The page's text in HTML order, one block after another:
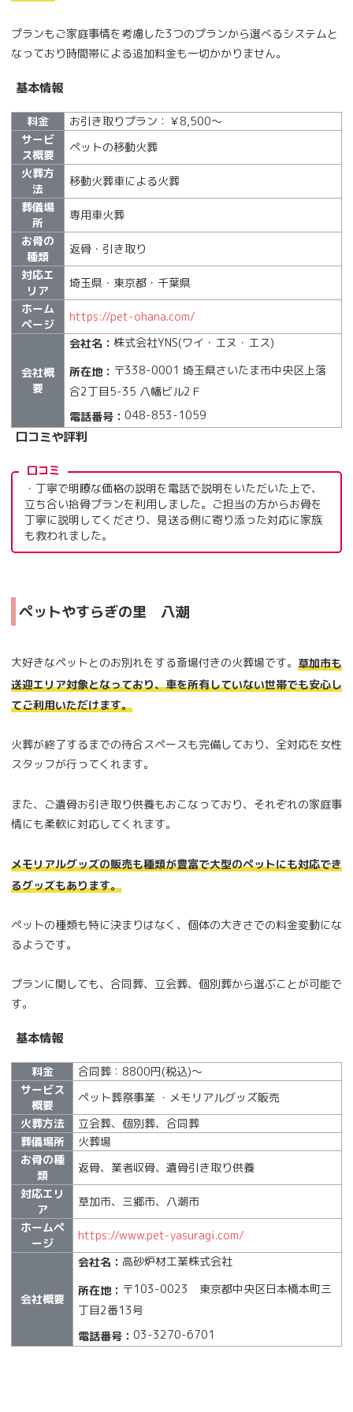
プランもご家庭事情を考慮した3つのプランから選べるシステムと
なっており時間帯による追加料金も一切かかりません。
基本情報
料金
お引き取りプラン：￥8,500～
サービ
ス概要
ペットの移動⽕葬
火葬方
法
移動火葬車による⽕葬
葬儀場
所
専用車火葬
お骨の
種類
返骨・引き取り
対応エ
リア
埼玉県・東京都・千葉県
ホーム
ページ
https://pet-ohana.com/
会社概
要
会社名： 株式会社YNS(ワイ・エヌ・エス)
所在地： 〒338-0001 埼⽟県さいたま市中央区上落
合2丁⽬5-35 ⼋幡ビル2Ｆ
電話番号： 048-853-1059
口コミや評判
口コミ
・丁寧で明瞭な価格の説明を電話で説明をいただいた上で、
立ち合い拾骨プランを利用しました。ご担当の方からお骨を
丁寧に説明してくださり、見送る側に寄り添った対応に家族
も救われました。
ペットやすらぎの里 八潮
大好きなペットとのお別れをする斎場付きの火葬場です。 草加市も
送迎エリア対象となっており、車を所有していない世帯でも安心し
てご利用いただけます。
火葬が終了するまでの待合スペースも完備しており、全対応を女性
スタッフが行ってくれます。
また、ご遺骨お引き取り供養もおこなっており、それぞれの家庭事
情にも柔軟に対応してくれます。
メモリアルグッズの販売も種類が豊富で大型のペットにも対応でき
るグッズもあります。
ペットの種類も特に決まりはなく、個体の大きさでの料金変動にな
るようです。
プランに関しても、合同葬、立会葬、個別葬から選ぶことが可能で
す。
基本情報
料金
合同葬：8800円(税込)～
サービス
概要
ペット葬祭事業 ・メモリアルグッズ販売
火葬方法
立会葬、個別葬、合同葬
葬儀場所
火葬場
お骨の種
類
返骨、業者収骨、遺骨引き取り供養
対応エリ
ア
草加市、三郷市、八潮市
ホームペ
ージ
https://www.pet-yasuragi.com/
会社概要
会社名： 高砂炉材工業株式会社
所在地： 〒103-0023 東京都中央区日本橋本町三
丁目2番13号
電話番号： 03-3270-6701